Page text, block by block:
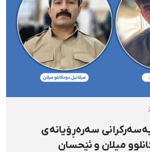
سەرەڕۆیانەی
میلان و ئێحسان